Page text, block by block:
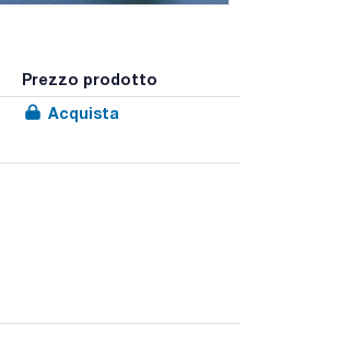
Prezzo prodotto
Acquista